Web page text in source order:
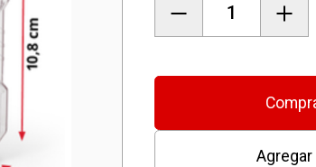
DE
PUNTAS
33